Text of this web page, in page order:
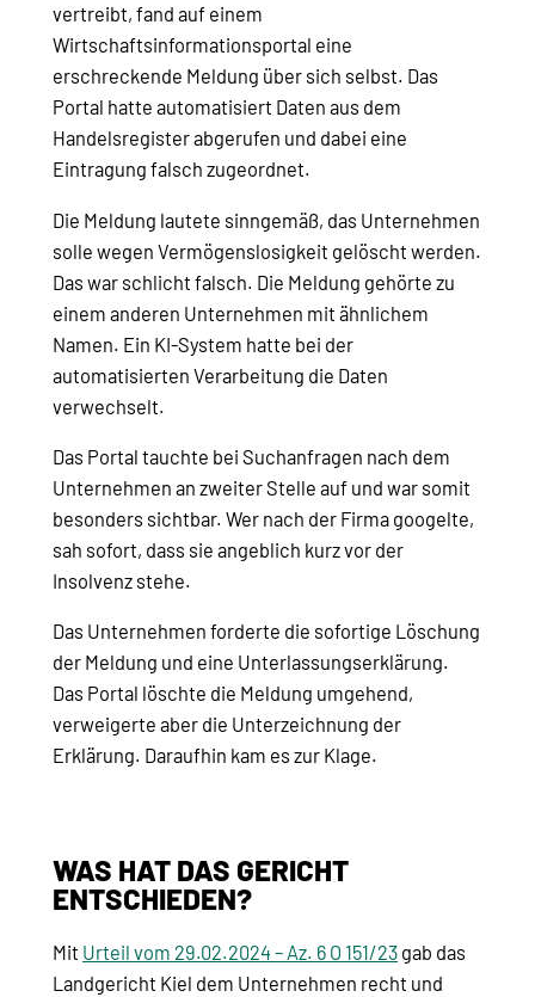
vertreibt, fand auf einem
Wirtschaftsinformationsportal eine
erschreckende Meldung über sich selbst. Das
Portal hatte automatisiert Daten aus dem
Handelsregister abgerufen und dabei eine
Eintragung falsch zugeordnet.
Die Meldung lautete sinngemäß, das Unternehmen
solle wegen Vermögenslosigkeit gelöscht werden.
Das war schlicht falsch. Die Meldung gehörte zu
einem anderen Unternehmen mit ähnlichem
Namen. Ein KI-System hatte bei der
automatisierten Verarbeitung die Daten
verwechselt.
Das Portal tauchte bei Suchanfragen nach dem
Unternehmen an zweiter Stelle auf und war somit
besonders sichtbar. Wer nach der Firma googelte,
sah sofort, dass sie angeblich kurz vor der
Insolvenz stehe.
Das Unternehmen forderte die sofortige Löschung
der Meldung und eine Unterlassungserklärung.
Das Portal löschte die Meldung umgehend,
verweigerte aber die Unterzeichnung der
Erklärung. Daraufhin kam es zur Klage.
WAS HAT DAS GERICHT
ENTSCHIEDEN?
Mit Urteil vom 29.02.2024 – Az. 6 O 151/23 gab das
Landgericht Kiel dem Unternehmen recht und